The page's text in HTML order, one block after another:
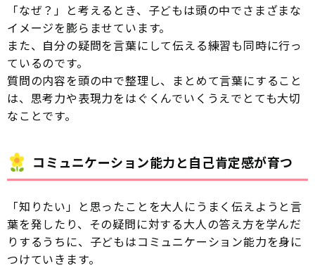
「なぜ？」と考えるとき、子どもは頭の中でさまざまな
イメージを膨らませています。
また、自分の疑問を言葉にして伝える練習も同時に行っ
ているのです。
質問の内容を頭の中で整理し、まとめて言葉にすること
は、思考力や表現力をはぐくんでいくうえでとても大切
なことです。
コミュニケーション能力と自己肯定感が育つ
「知りたい」と思ったことを大人にうまく伝えようと言
葉を発したり、その疑問に対する大人の答え方を学んだ
りするうちに、子どもはコミュニケーション能力を身に
つけていきます。